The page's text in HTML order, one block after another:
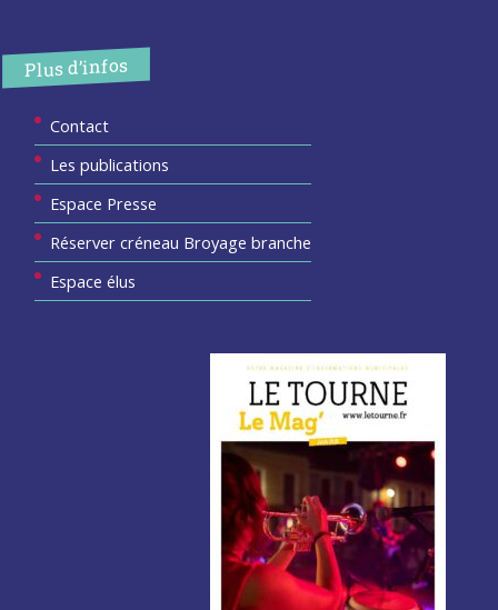
Plus d’infos
Contact
Les publications
Espace Presse
Réserver créneau Broyage branche
Espace élus